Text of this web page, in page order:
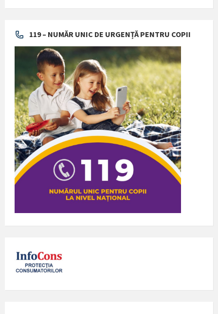
119 – NUMĂR UNIC DE URGENȚĂ PENTRU COPII